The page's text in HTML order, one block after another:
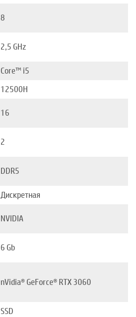
8
2,5 GHz
Core™ i5
12500H
16
2
DDR5
Дискретная
NVIDIA
6 Gb
nVidia® GeForce® RTX 3060
SSD